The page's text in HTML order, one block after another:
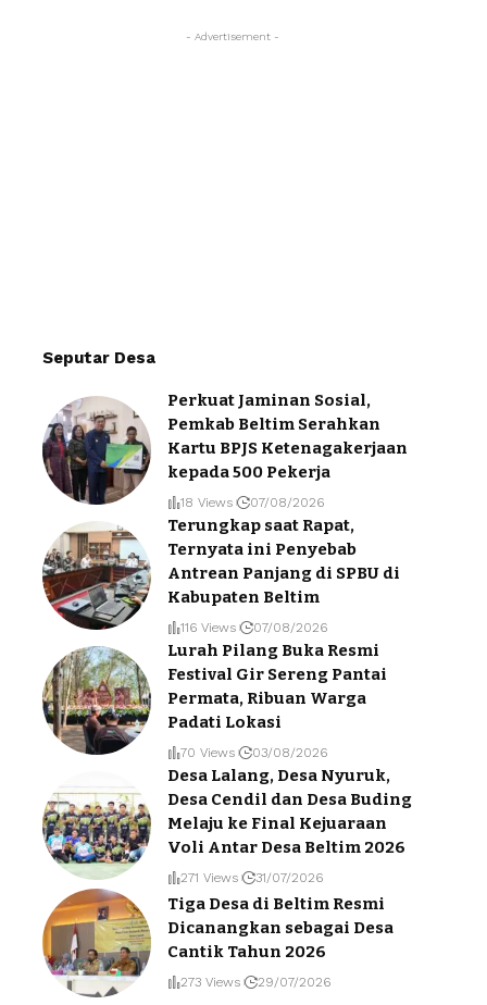
- Advertisement -
Seputar Desa
Perkuat Jaminan Sosial,
Pemkab Beltim Serahkan
Kartu BPJS Ketenagakerjaan
kepada 500 Pekerja
18 Views 07/08/2026
Terungkap saat Rapat,
Ternyata ini Penyebab
Antrean Panjang di SPBU di
Kabupaten Beltim
116 Views 07/08/2026
Lurah Pilang Buka Resmi
Festival Gir Sereng Pantai
Permata, Ribuan Warga
Padati Lokasi
70 Views 03/08/2026
Desa Lalang, Desa Nyuruk,
Desa Cendil dan Desa Buding
Melaju ke Final Kejuaraan
Voli Antar Desa Beltim 2026
271 Views 31/07/2026
Tiga Desa di Beltim Resmi
Dicanangkan sebagai Desa
Cantik Tahun 2026
273 Views 29/07/2026